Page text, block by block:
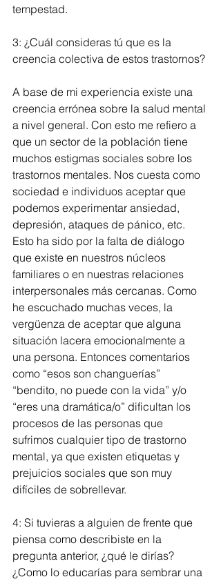
tempestad.
3: ¿Cuál consideras tú que es la
creencia colectiva de estos trastornos?
A base de mi experiencia existe una
creencia errónea sobre la salud mental
a nivel general. Con esto me refiero a
que un sector de la población tiene
muchos estigmas sociales sobre los
trastornos mentales. Nos cuesta como
sociedad e individuos aceptar que
podemos experimentar ansiedad,
depresión, ataques de pánico, etc.
Esto ha sido por la falta de diálogo
que existe en nuestros núcleos
familiares o en nuestras relaciones
interpersonales más cercanas. Como
he escuchado muchas veces, la
vergüenza de aceptar que alguna
situación lacera emocionalmente a
una persona. Entonces comentarios
como “esos son changuerías”
“bendito, no puede con la vida” y/o
“eres una dramática/o” dificultan los
procesos de las personas que
sufrimos cualquier tipo de trastorno
mental, ya que existen etiquetas y
prejuicios sociales que son muy
difíciles de sobrellevar.
4: Si tuvieras a alguien de frente que
piensa como describiste en la
pregunta anterior, ¿qué le dirías?
¿Como lo educarías para sembrar una